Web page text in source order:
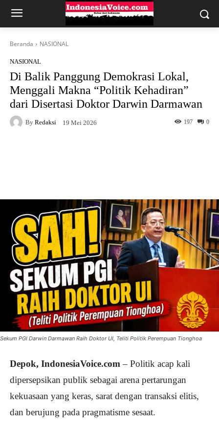
Beranda NASIONAL
NASIONAL
Di Balik Panggung Demokrasi Lokal,
Menggali Makna “Politik Kehadiran”
dari Disertasi Doktor Darwin Darmawan
By Redaksi 19 Mei 2026 0
197
Sekum PGI Darwin Darmawan Raih Doktor UI, Teliti Politik Perempuan Tionghoa
Depok, IndonesiaVoice.com – Politik acap kali
dipersepsikan publik sebagai arena pertarungan
kekuasaan yang keras, sarat dengan transaksi elitis,
dan berujung pada pragmatisme sesaat.